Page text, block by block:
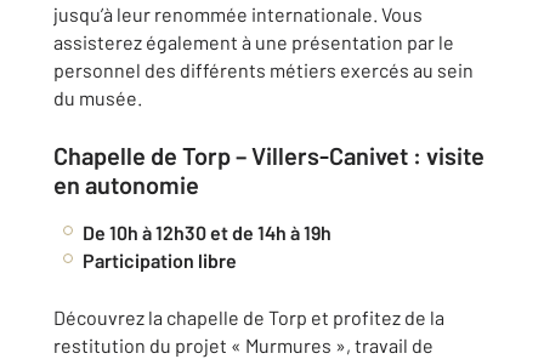
jusqu’à leur renommée internationale. Vous
assisterez également à une présentation par le
personnel des différents métiers exercés au sein
du musée.
Chapelle de Torp – Villers-Canivet : visite
en autonomie
De 10h à 12h30 et de 14h à 19h
Participation libre
Découvrez la chapelle de Torp et profitez de la
restitution du projet « Murmures », travail de